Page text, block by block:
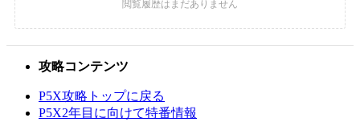
攻略コンテンツ
P5X攻略トップに戻る
P5X2年目に向けて特番情報